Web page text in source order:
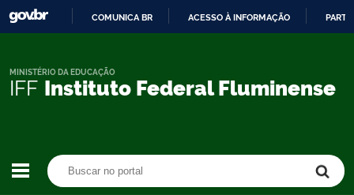
CONTEÚDO
COMUNICA BR ACESSO À INFORMAÇÃO
IFF Instituto Federal Fluminense
MINISTÉRIO DA EDUCAÇÃO